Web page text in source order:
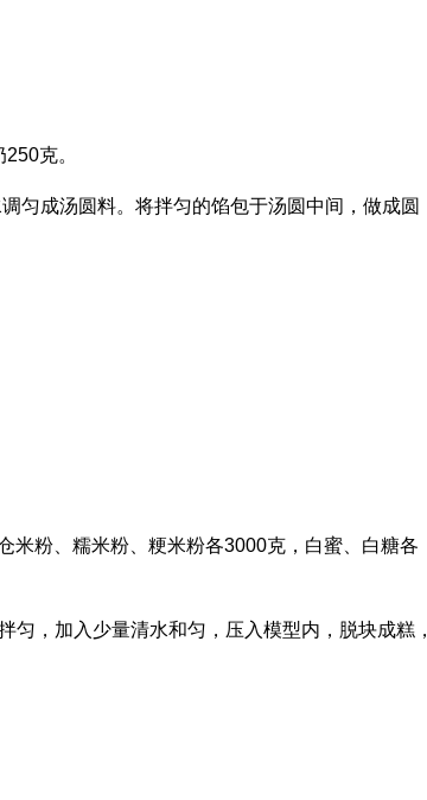
克。
匀成汤圆料。将拌匀的馅包于汤圆中间，做成圆
米粉、糯米粉、粳米粉各3000克，白蜜、白糖各
，加入少量清水和匀，压入模型内，脱块成糕，